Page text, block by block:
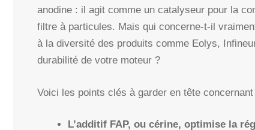
anodine : il agit comme un catalyseur pour la
filtre à particules. Mais qui concerne-t-il
à la diversité des produits comme Eolys,
durabilité de votre moteur ?
Voici les points clés à garder en tête concernant
L’additif FAP, ou cérine, optimise la